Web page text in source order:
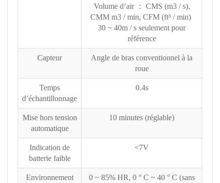
Volume d’air ： CMS (m3 / s),
CMM m3 / min, CFM (ft³ / min)
30 ~ 40m / s seulement pour
référence
Capteur
Angle de bras conventionnel à la
roue
Temps
d’échantillonnage
0.4s
Mise hors tension
automatique
10 minutes (réglable)
Indication de
batterie faible
<7V
Environnement
0 ~ 85% HR, 0 ° C ~ 40 ° C (sans